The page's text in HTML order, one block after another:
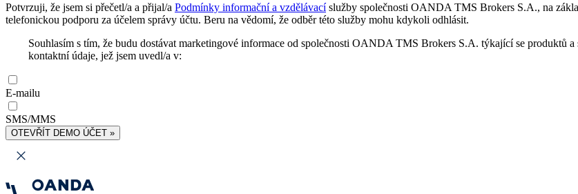
Potvrzuji, že jsem si přečetl/a a přijal/a Podmínky informační a vzdělávacíslužby společnosti OANDA TMS Brokers S.A., na
telefonickou podporu za účelem správy účtu. Beru na vědomí, že odběr této služby mohu kdykoli odhlásit.
Souhlasím s tím, že budu dostávat marketingové informace od společnosti OANDA TMS Brokers S.A. týkající se produktů
kontaktní údaje, jež jsem uvedl/a v:
E-mailu
SMS/MMS
OTEVŘÍT DEMO ÚČET »